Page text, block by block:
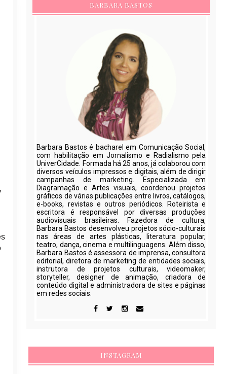
BARBARA BASTOS
Barbara Bastos é bacharel em Comunicação Social,
com habilitação em Jornalismo e Radialismo pela
UniverCidade. Formada há 25 anos, já colaborou com
diversos veículos impressos e digitais, além de dirigir
campanhas de marketing. Especializada em
Diagramação e Artes visuais, coordenou projetos
gráficos de várias publicações entre livros, catálogos,
e-books, revistas e outros periódicos. Roteirista e
escritora é responsável por diversas produções
audiovisuais brasileiras. Fazedora de cultura,
Barbara Bastos desenvolveu projetos sócio-culturais
nas áreas de artes plásticas, literatura popular,
teatro, dança, cinema e multilinguagens. Além disso,
Barbara Bastos é assessora de imprensa, consultora
editorial, diretora de marketing de entidades sociais,
instrutora de projetos culturais, videomaker,
storyteller, designer de animação, criadora de
conteúdo digital e administradora de sites e páginas
em redes sociais.
INSTAGRAM